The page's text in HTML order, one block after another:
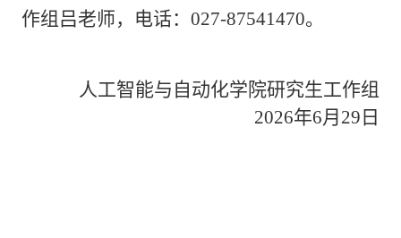
作组吕老师，电话：027-87541470。
人工智能与自动化学院研究生工作组
2026年6月 29 日